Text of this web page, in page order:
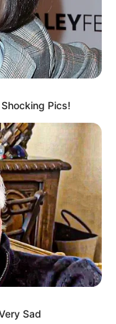
Pics!
Sad